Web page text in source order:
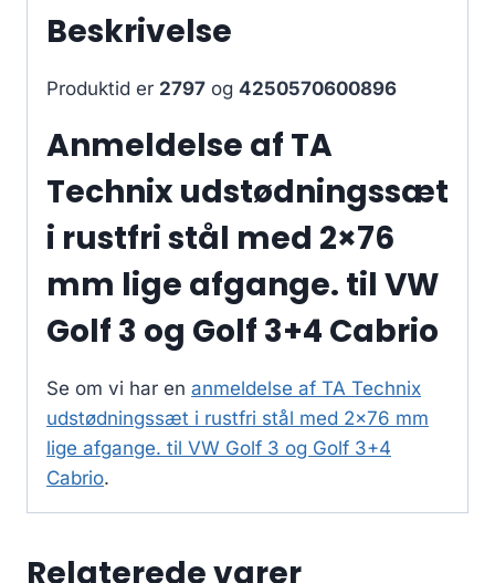
Beskrivelse
Produktid er 2797 og 4250570600896
Anmeldelse af TA
Technix udstødningssæt
i rustfri stål med 2×76
mm lige afgange. til VW
Golf 3 og Golf 3+4 Cabrio
Se om vi har en anmeldelse af TA Technix
udstødningssæt i rustfri stål med 2×76 mm
lige afgange. til VW Golf 3 og Golf 3+4
Cabrio.
Relaterede varer